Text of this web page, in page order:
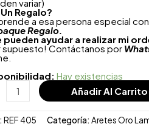
variar)
Un Regalo?
a esa persona especial
Regalo.
pueden ayudar a realizar mi
supuesto! Contáctanos por
Hay existencias
Añadir Al Carrito
REF 405 Categoría: Aretes Oro